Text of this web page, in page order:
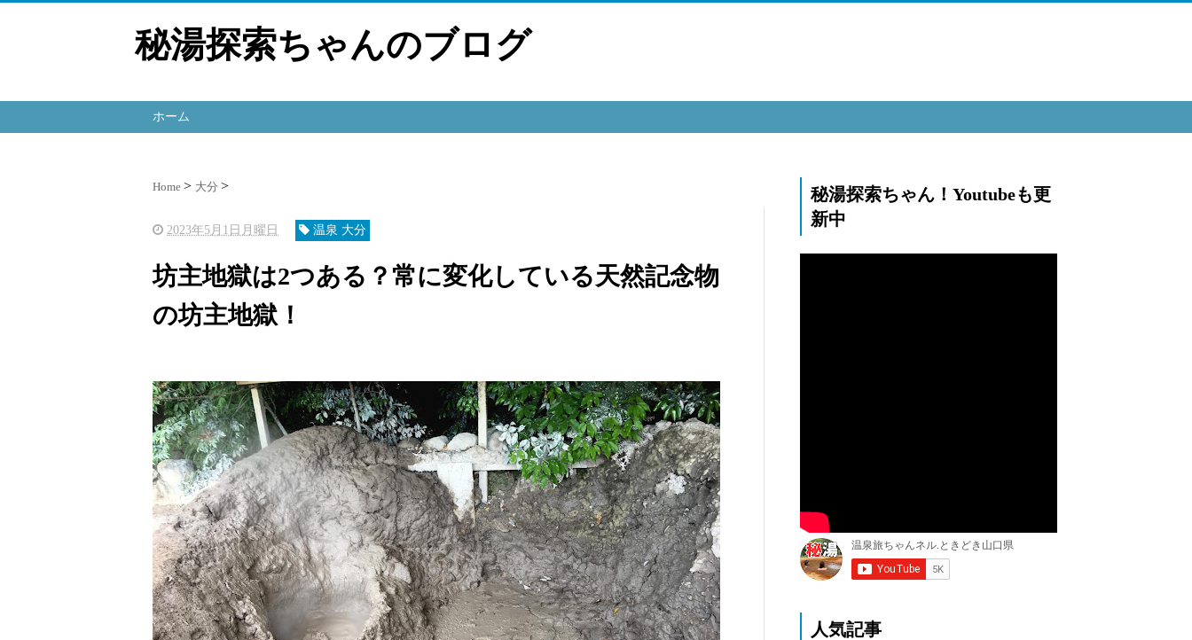
秘湯探索ちゃんのブログ
ホーム
Home 大分
2023年5月1日月曜日 温泉 大分
坊主地獄は2つある？常に変化している天然記念物
の坊主地獄！
秘湯探索ちゃん！Youtubeも更
新中
人気記事